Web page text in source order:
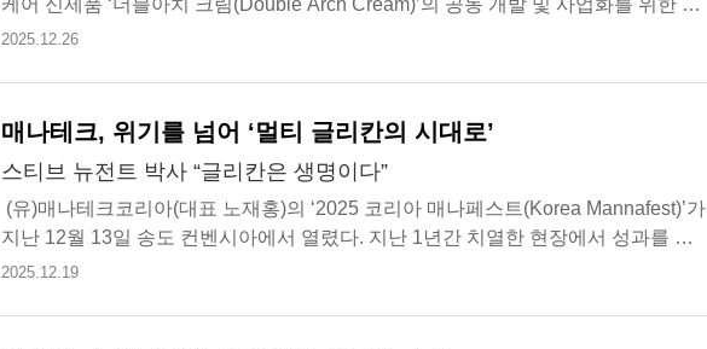
케어 신제품 ‘더블아치 크림(Double Arch Cream)’의 공동 개발 및 사업화를 위한 업
무협약(MOU)을 체결했다. 이번 협약은 스...
2025.12.26
매나테크, 위기를 넘어 ‘멀티 글리칸의 시대로’
스티브 뉴전트 박사 “글리칸은 생명이다”
(유)매나테크코리아(대표 노재홍)의 ‘2025 코리아 매나페스트(Korea Mannafest)’가
지난 12월 13일 송도 컨벤시아에서 열렸다. 지난 1년간 치열한 현장에서 성과를 일
궈낸 사업자들을 격려하고 2026년 새로운 ...
2025.12.19